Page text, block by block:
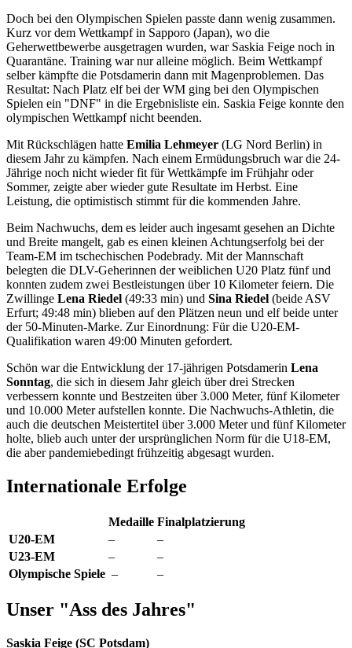
Doch bei den Olympischen Spielen passte dann wenig zusammen.
Kurz vor dem Wettkampf in Sapporo (Japan), wo die
Geherwettbewerbe ausgetragen wurden, war Saskia Feige noch in
Quarantäne. Training war nur alleine möglich. Beim Wettkampf
selber kämpfte die Potsdamerin dann mit Magenproblemen. Das
Resultat: Nach Platz elf bei der WM ging bei den Olympischen
Spielen ein "DNF" in die Ergebnisliste ein. Saskia Feige konnte den
olympischen Wettkampf nicht beenden.
Mit Rückschlägen hatte Emilia Lehmeyer (LG Nord Berlin) in
diesem Jahr zu kämpfen. Nach einem Ermüdungsbruch war die 24-
Jährige noch nicht wieder fit für Wettkämpfe im Frühjahr oder
Sommer, zeigte aber wieder gute Resultate im Herbst. Eine
Leistung, die optimistisch stimmt für die kommenden Jahre.
Beim Nachwuchs, dem es leider auch ingesamt gesehen an Dichte
und Breite mangelt, gab es einen kleinen Achtungserfolg bei der
Team-EM im tschechischen Podebrady. Mit der Mannschaft
belegten die DLV-Geherinnen der weiblichen U20 Platz fünf und
konnten zudem zwei Bestleistungen über 10 Kilometer feiern. Die
Zwillinge Lena Riedel (49:33 min) und Sina Riedel (beide ASV
Erfurt; 49:48 min) blieben auf den Plätzen neun und elf beide unter
der 50-Minuten-Marke. Zur Einordnung: Für die U20-EM-
Qualifikation waren 49:00 Minuten gefordert.
Schön war die Entwicklung der 17-jährigen Potsdamerin Lena
Sonntag, die sich in diesem Jahr gleich über drei Strecken
verbessern konnte und Bestzeiten über 3.000 Meter, fünf Kilometer
und 10.000 Meter aufstellen konnte. Die Nachwuchs-Athletin, die
auch die deutschen Meistertitel über 3.000 Meter und fünf Kilometer
holte, blieb auch unter der ursprünglichen Norm für die U18-EM,
die aber pandemiebedingt frühzeitig abgesagt wurden.
Internationale Erfolge
Medaille Finalplatzierung
U20-EM
–
–
U23-EM
–
–
Olympische Spiele – –
Unser "Ass des Jahres"
Saskia Feige (SC Potsdam)